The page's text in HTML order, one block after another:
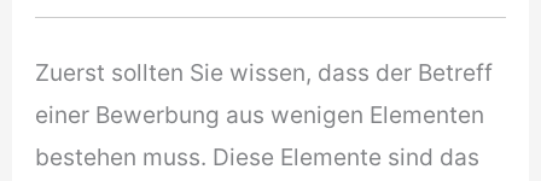
Zuerst sollten Sie wissen, dass der Betreff
einer Bewerbung aus wenigen Elementen
bestehen muss. Diese Elemente sind das